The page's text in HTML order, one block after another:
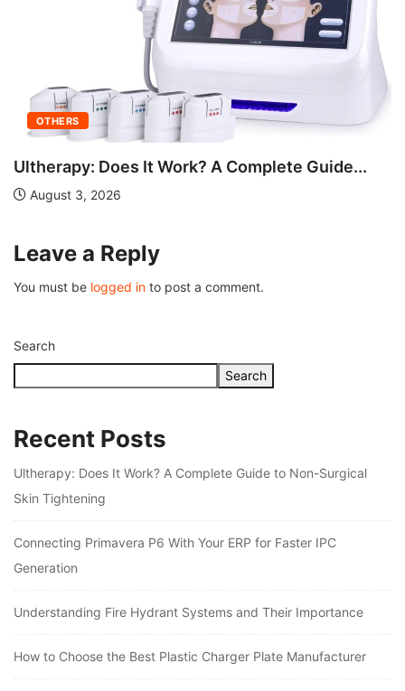
OTHERS
Understanding Fire Hydrant Systems and
Importance
July 26, 2026
Leave a Reply
You must be logged in to post a comment.
Search
Search
Recent Posts
Ultherapy: Does It Work? A Complete Guide to Non-Surgical
Skin Tightening
Connecting Primavera P6 With Your ERP for Faster IPC
Generation
Understanding Fire Hydrant Systems and Their Importance
How to Choose the Best Plastic Charger Plate Manufacturer